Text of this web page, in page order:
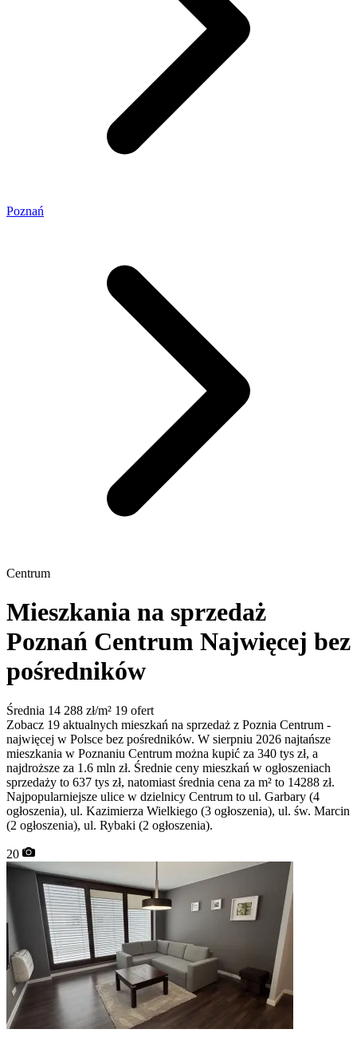
Poznań
Centrum
Mieszkania na sprzedaż
Poznań Centrum Najwięcej bez
pośredników
Średnia 14 288 zł/m² 19 ofert
Zobacz 19 aktualnych mieszkań na sprzedaż z Poznia Centrum -
najwięcej w Polsce bez pośredników. W sierpniu 2026 najtańsze
mieszkania w Poznaniu Centrum można kupić za 340 tys zł, a
najdroższe za 1.6 mln zł. Średnie ceny mieszkań w ogłoszeniach
sprzedaży to 637 tys zł, natomiast średnia cena za m² to 14288 zł.
Najpopularniejsze ulice w dzielnicy Centrum to ul. Garbary (4
ogłoszenia), ul. Kazimierza Wielkiego (3 ogłoszenia), ul. św. Marcin
(2 ogłoszenia), ul. Rybaki (2 ogłoszenia).
20